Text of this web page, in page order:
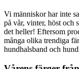
Vi människor har inte
på vår, vinter, höst och
det heller! Eftersom
många olika trendiga
hundhalsband och